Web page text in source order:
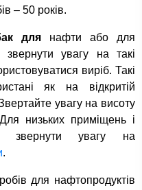
– 50 років.
для нафти або для
звернути увагу на такі
виріб. Такі
як на відкритій
увагу на висоту
низьких приміщень і
звернути увагу на
.
для нафтопродуктів